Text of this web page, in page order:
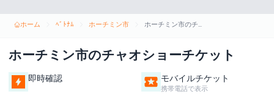
ホーム ﾍﾞﾄﾅﾑ ホーチミン市 ホーチミン市のチャオショーチケット
ホーチミン市のチャオショーチケット
即時確認 モバイルチケット
携帯電話で表示